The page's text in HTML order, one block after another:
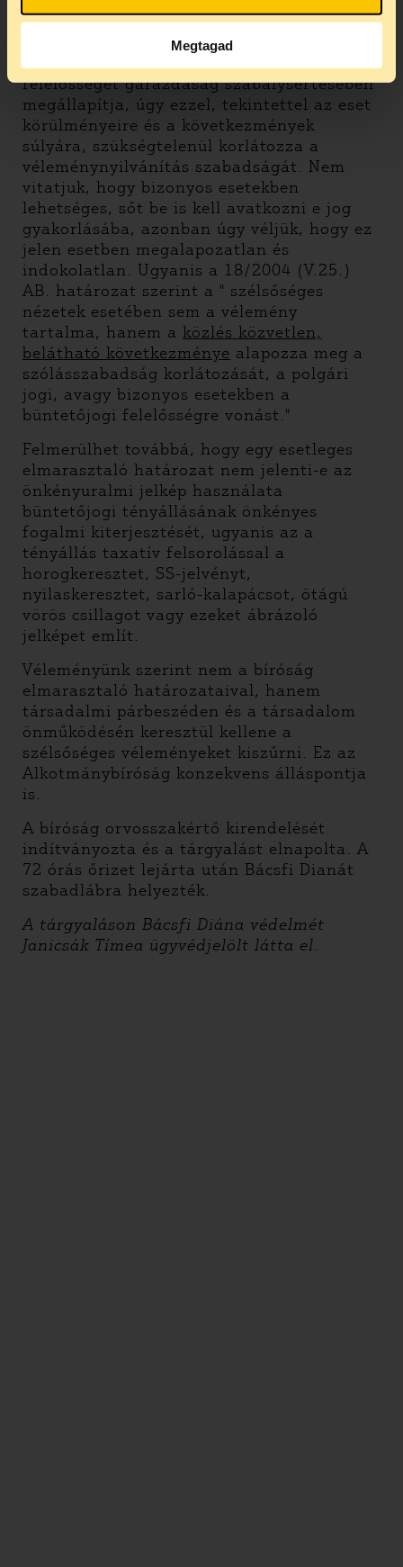
Megtagad
egy módja, hiszen a társadalom többsége
számára többletjelentést hordoz. Így abban
az esetben, ha a bíróság Bácsfi Diána
felelősségét garázdaság szabálysértésében
megállapítja, úgy ezzel, tekintettel az eset
körülményeire és a következmények
súlyára, szükségtelenül korlátozza a
véleménynyilvánítás szabadságát. Nem
vitatjuk, hogy bizonyos esetekben
lehetséges, sőt be is kell avatkozni e jog
gyakorlásába, azonban úgy véljük, hogy ez
jelen esetben megalapozatlan és
indokolatlan. Ugyanis a 18/2004 (V.25.)
AB. határozat szerint a " szélsőséges
nézetek esetében sem a vélemény
tartalma, hanem a közlés közvetlen,
belátható következménye alapozza meg a
szólásszabadság korlátozását, a polgári
jogi, avagy bizonyos esetekben a
büntetőjogi felelősségre vonást."
Felmerülhet továbbá, hogy egy esetleges
elmarasztaló határozat nem jelenti-e az
önkényuralmi jelkép használata
büntetőjogi tényállásának önkényes
fogalmi kiterjesztését, ugyanis az a
tényállás taxatív felsorolással a
horogkeresztet, SS-jelvényt,
nyilaskeresztet, sarló-kalapácsot, ötágú
vörös csillagot vagy ezeket ábrázoló
jelképet említ.
Véleményünk szerint nem a bíróság
elmarasztaló határozataival, hanem
társadalmi párbeszéden és a társadalom
önműködésén keresztül kellene a
szélsőséges véleményeket kiszűrni. Ez az
Alkotmánybíróság konzekvens álláspontja
is.
A bíróság orvosszakértő kirendelését
indítványozta és a tárgyalást elnapolta. A
72 órás őrizet lejárta után Bácsfi Dianát
szabadlábra helyezték.
A tárgyaláson Bácsfi Diána védelmét
Janicsák Tímea ügyvédjelölt látta el.